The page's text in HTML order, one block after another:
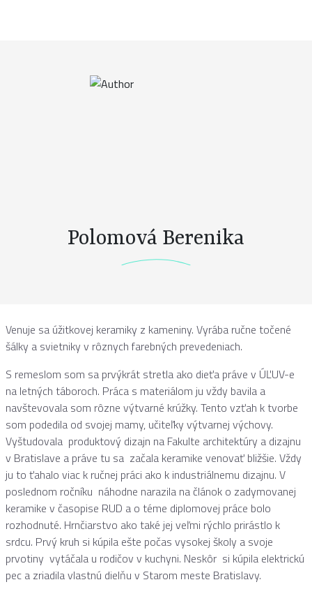
Polomová Berenika
Venuje sa úžitkovej keramiky z kameniny. Vyrába ručne točené
šálky a svietniky v rôznych farebných prevedeniach.
S remeslom som sa prvýkrát stretla ako dieťa práve v ÚĽUV-e
na letných táboroch. Práca s materiálom ju vždy bavila a
navštevovala som rôzne výtvarné krúžky. Tento vzťah k tvorbe
som podedila od svojej mamy, učiteľky výtvarnej výchovy.
Vyštudovala produktový dizajn na Fakulte architektúry a dizajnu
v Bratislave a práve tu sa začala keramike venovať bližšie. Vždy
ju to ťahalo viac k ručnej práci ako k industriálnemu dizajnu. V
poslednom ročníku náhodne narazila na článok o zadymovanej
keramike v časopise RUD a o téme diplomovej práce bolo
rozhodnuté. Hrnčiarstvo ako také jej veľmi rýchlo prirástlo k
srdcu. Prvý kruh si kúpila ešte počas vysokej školy a svoje
prvotiny vytáčala u rodičov v kuchyni. Neskôr si kúpila elektrickú
pec a zriadila vlastnú dielňu v Starom meste Bratislavy.